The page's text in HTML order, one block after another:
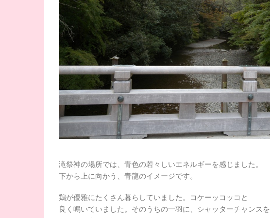
滝祭神の場所では、青色の若々しいエネルギーを感じました。
下から上に向かう、青龍のイメージです。
鶏が優雅にたくさん暮らしていました。コケーッコッコと
良く鳴いていました。そのうちの一羽に、シャッターチャンスを